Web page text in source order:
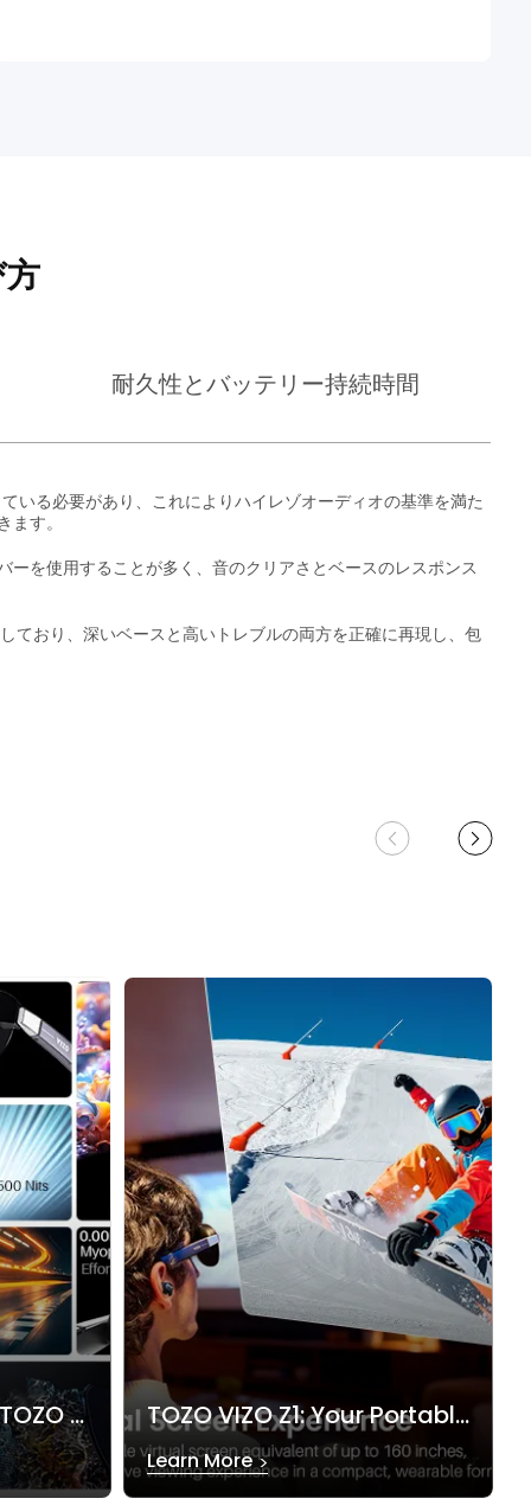
耐久性とバッテリー持続時間
いる必要があり、これによりハイレゾオーディオの基準を満た
す。
を使用することが多く、音のクリアさとベースのレスポンス
ており、深いベースと高いトレブルの両方を正確に再現し、包
Beginner’s Guide to TOZO VIZO Z1 AR Glasses TOZO VIZO Z1: Your Portable Personal Theater Anywhere
Learn More >